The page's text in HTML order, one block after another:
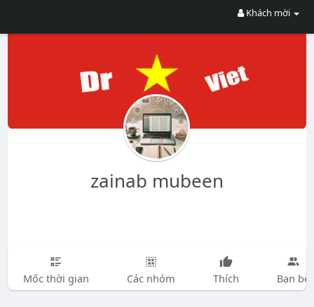
Khách mời
zainab mubeen
Mốc thời gian Các nhóm Thích Bạn bè